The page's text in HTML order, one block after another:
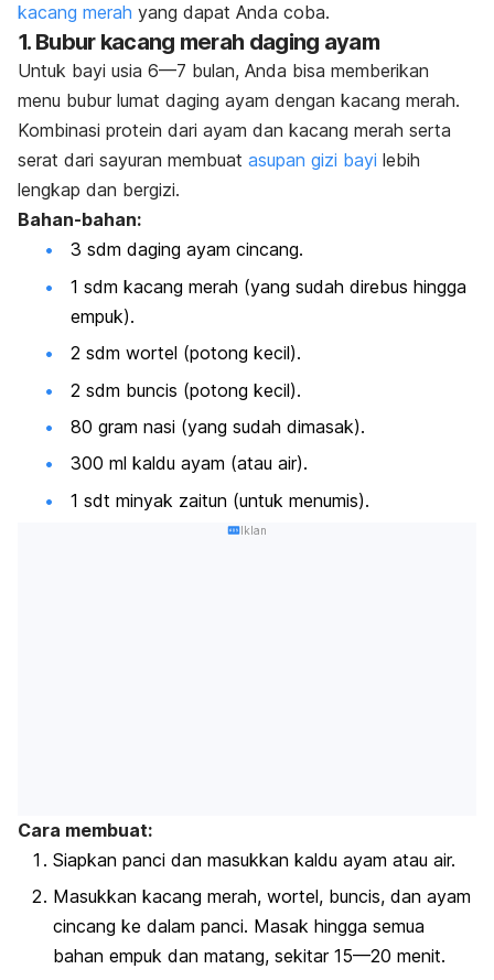
kacang merah yang dapat Anda coba.
1. Bubur kacang merah daging ayam
Untuk bayi usia 6—7 bulan, Anda bisa memberikan
menu bubur lumat daging ayam dengan kacang merah.
Kombinasi protein dari ayam dan kacang merah serta
serat dari sayuran membuat asupan gizi bayi lebih
lengkap dan bergizi.
Bahan-bahan:
3 sdm daging ayam cincang.
1 sdm kacang merah (yang sudah direbus hingga
empuk).
2 sdm wortel (potong kecil).
2 sdm buncis (potong kecil).
80 gram nasi (yang sudah dimasak).
300 ml kaldu ayam (atau air).
1 sdt minyak zaitun (untuk menumis).
Iklan
Cara membuat:
Siapkan panci dan masukkan kaldu ayam atau air.
Masukkan kacang merah, wortel, buncis, dan ayam
cincang ke dalam panci. Masak hingga semua
bahan empuk dan matang, sekitar 15—20 menit.